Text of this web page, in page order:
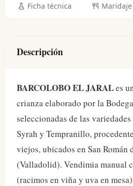
Ficha técnica Maridaje
Descripción
BARCOLOBO EL JARALes
crianza elaborado por la
seleccionadas de las
Syrah y Tempranillo,
viejos, ubicados en San Román
(Valladolid). Vendimia manual
(racimos en viña y uva en